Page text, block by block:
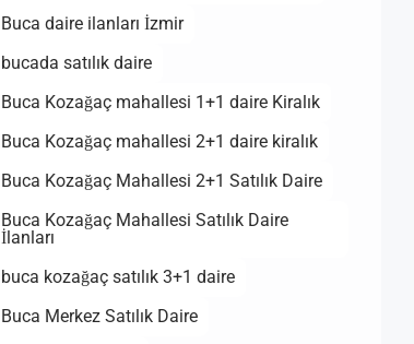
Buca daire ilanları İzmir
bucada satılık daire
Buca Kozağaç mahallesi 1+1 daire Kiralık
Buca Kozağaç mahallesi 2+1 daire kiralık
Buca Kozağaç Mahallesi 2+1 Satılık Daire
Buca Kozağaç Mahallesi Satılık Daire
İlanları
buca kozağaç satılık 3+1 daire
Buca Merkez Satılık Daire